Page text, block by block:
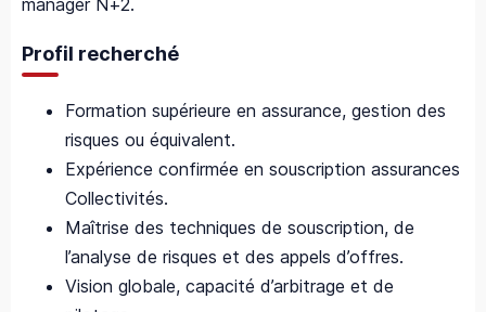
manager N+2.
Profil recherché
Formation supérieure en assurance, gestion des
risques ou équivalent.
Expérience confirmée en souscription assurances
Collectivités.
Maîtrise des techniques de souscription, de
l’analyse de risques et des appels d’offres.
Vision globale, capacité d’arbitrage et de